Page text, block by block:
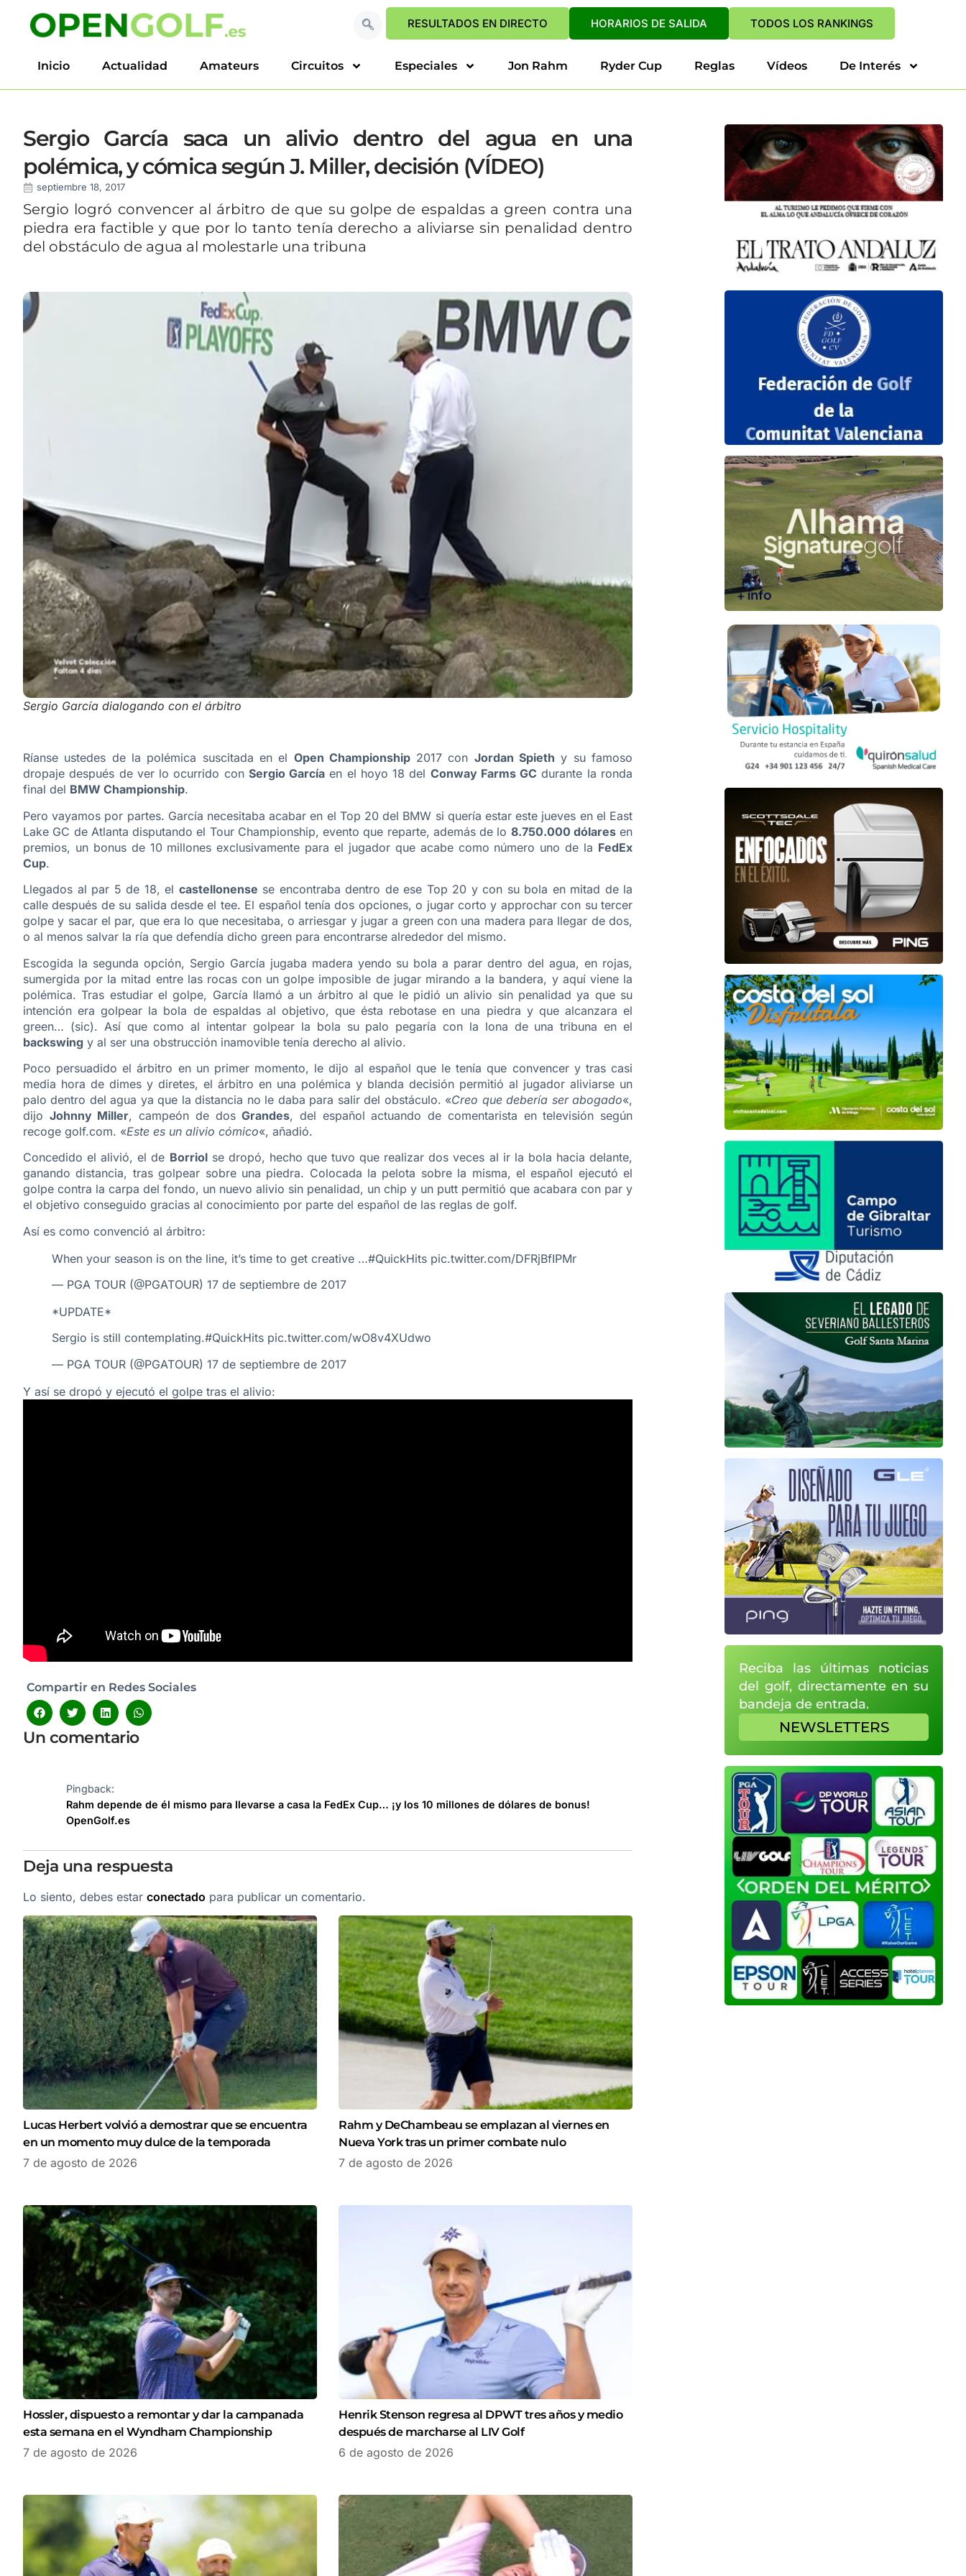
RESULTADOS EN DIRECTO HORARIOS DE SALIDA TODOS LOS RANKINGS
Inicio Actualidad Amateurs Circuitos Especiales Jon Rahm Ryder Cup Reglas Vídeos De Interés
Sergio García saca un alivio dentro del agua en una
polémica, y cómica según J. Miller, decisión (VÍDEO)
septiembre 18, 2017
Sergio logró convencer al árbitro de que su golpe de espaldas a green contra una
piedra era factible y que por lo tanto tenía derecho a aliviarse sin penalidad dentro
del obstáculo de agua al molestarle una tribuna
Sergio García dialogando con el árbitro
Ríanse ustedes de la polémica suscitada en el Open Championship2017 con Jordan Spieth y su famoso
dropaje después de ver lo ocurrido con Sergio García en el hoyo 18 del Conway Farms GC durante la ronda
final del BMW Championship.
Pero vayamos por partes. García necesitaba acabar en el Top 20 del BMW si quería estar este jueves en el East
Lake GC de Atlanta disputando el Tour Championship, evento que reparte, además de lo 8.750.000 dólaresen
premios, un bonus de 10 millones exclusivamente para el jugador que acabe como número uno de la FedEx
Cup.
Llegados al par 5 de 18, el castellonense se encontraba dentro de ese Top 20 y con su bola en mitad de la
calle después de su salida desde el tee. El español tenía dos opciones, o jugar corto y approchar con su tercer
golpe y sacar el par, que era lo que necesitaba, o arriesgar y jugar a green con una madera para llegar de dos,
o al menos salvar la ría que defendía dicho green para encontrarse alrededor del mismo.
Escogida la segunda opción, Sergio García jugaba madera yendo su bola a parar dentro del agua, en rojas,
sumergida por la mitad entre las rocas con un golpe imposible de jugar mirando a la bandera, y aquí viene la
polémica. Tras estudiar el golpe, García llamó a un árbitro al que le pidió un alivio sin penalidad ya que su
intención era golpear la bola de espaldas al objetivo, que ésta rebotase en una piedra y que alcanzara el
green… (sic). Así que como al intentar golpear la bola su palo pegaría con la lona de una tribuna en el
backswing y al ser una obstrucción inamovible tenía derecho al alivio.
Poco persuadido el árbitro en un primer momento, le dijo al español que le tenía que convencer y tras casi
media hora de dimes y diretes, el árbitro en una polémica y blanda decisión permitió al jugador aliviarse un
palo dentro del agua ya que la distancia no le daba para salir del obstáculo. «Creo que debería ser abogado«,
dijo Johnny Miller, campeón de dosGrandes, del español actuando de comentarista en televisión según
recoge golf.com. «Este es un alivio cómico«, añadió.
Concedido el alivió, el de Borriolse dropó, hecho que tuvo que realizar dos veces al ir la bola hacia delante,
ganando distancia, tras golpear sobre una piedra. Colocada la pelota sobre la misma, el español ejecutó el
golpe contra la carpa del fondo, un nuevo alivio sin penalidad, un chip y un putt permitió que acabara con par y
el objetivo conseguido gracias al conocimiento por parte del español de las reglas de golf.
Así es como convenció al árbitro:
When your season is on the line, it’s time to get creative …#QuickHits pic.twitter.com/DFRjBfIPMr
— PGA TOUR (@PGATOUR) 17 de septiembre de 2017
*UPDATE*
Sergio is still contemplating.#QuickHits pic.twitter.com/wO8v4XUdwo
— PGA TOUR (@PGATOUR) 17 de septiembre de 2017
Y así se dropó y ejecutó el golpe tras el alivio:
Compartir en Redes Sociales
Un comentario
Pingback:
Rahm depende de él mismo para llevarse a casa la FedEx Cup… ¡y los 10 millones de dólares de bonus!
OpenGolf.es
Deja una respuesta
Lo siento, debes estar conectado para publicar un comentario.
Lucas Herbert volvió a demostrar que se encuentra
en un momento muy dulce de la temporada
7 de agosto de 2026
Rahm y DeChambeau se emplazan al viernes en
Nueva York tras un primer combate nulo
7 de agosto de 2026
Hossler, dispuesto a remontar y dar la campanada
esta semana en el Wyndham Championship
7 de agosto de 2026
Henrik Stenson regresa al DPWT tres años y medio
después de marcharse al LIV Golf
6 de agosto de 2026
Reciba las últimas noticias
del golf, directamente en su
bandeja de entrada.
NEWSLETTERS